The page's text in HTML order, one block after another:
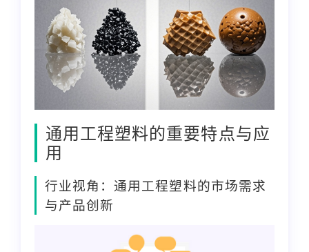
通用工程塑料的重要特点与应
用
行业视角：通用工程塑料的市场需求
与产品创新